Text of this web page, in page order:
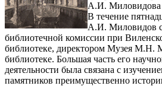
А.И. Миловидова
В течение
А.И. Миловидов
библиотечной комиссии при
библиотеке, директором Музея М.Н.
библиотеке. Большая часть его
деятельности была связана с
памятников преимущественно